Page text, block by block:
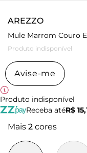
AREZZO
Mule Marrom Couro
Produto indisponível
Avise-me
Produto indisponível
Receba atéR$
Mais 2 cores